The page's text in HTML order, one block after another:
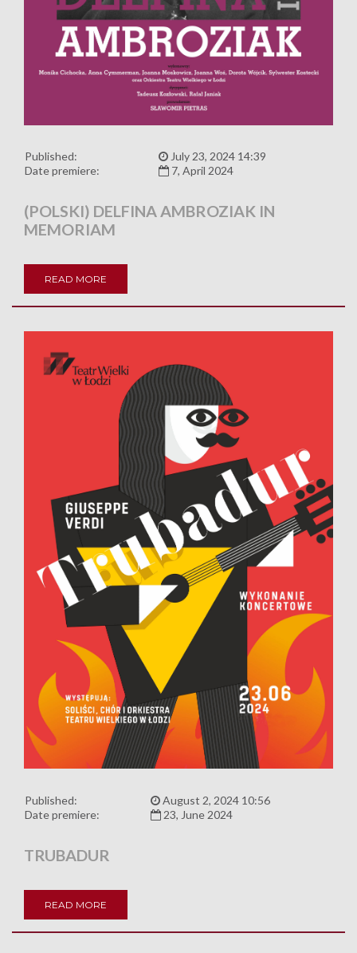
Published:
July 23, 2024 14:39
Date premiere:
7, April 2024
(POLSKI) DELFINA AMBROZIAK IN
MEMORIAM
READ MORE
Published:
August 2, 2024 10:56
Date premiere:
23, June 2024
TRUBADUR
READ MORE